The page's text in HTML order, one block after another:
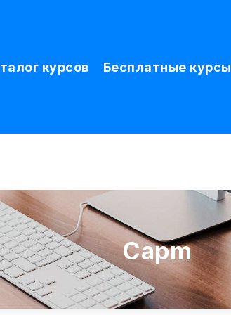
курсов Бесплатные курсы
Capm